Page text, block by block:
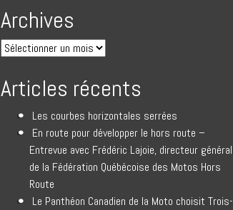
Archives
Articles récents
Les courbes horizontales serrées
En route pour développer le hors route –
Entrevue avec Frédéric Lajoie, directeur général
de la Fédération Québécoise des Motos Hors
Route
Le Panthéon Canadien de la Moto choisit Trois-